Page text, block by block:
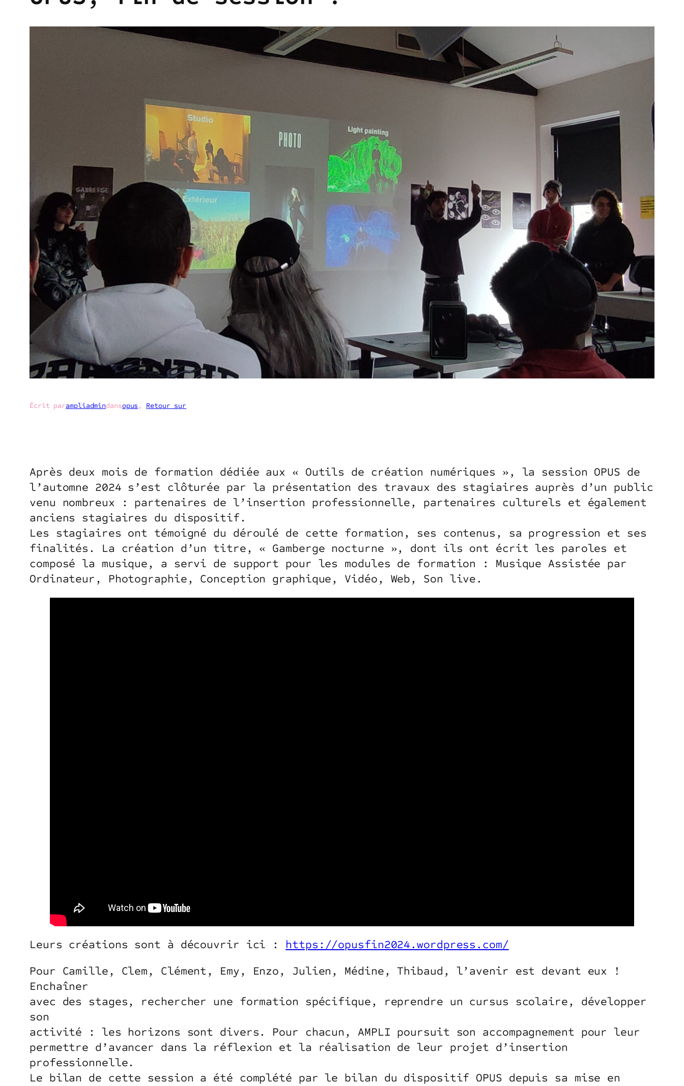
Écrit parampliadmindansopus , Retour sur
Après deux mois de formation dédiée aux « Outils de création numériques », la session OPUS de
l’automne 2024 s’est clôturée par la présentation des travaux des stagiaires auprès d’un public
venu nombreux : partenaires de l’insertion professionnelle, partenaires culturels et également
anciens stagiaires du dispositif.
Les stagiaires ont témoigné du déroulé de cette formation, ses contenus, sa progression et ses
finalités. La création d’un titre, « Gamberge nocturne », dont ils ont écrit les paroles et
composé la musique, a servi de support pour les modules de formation : Musique Assistée par
Ordinateur, Photographie, Conception graphique, Vidéo, Web, Son live.
Leurs créations sont à découvrir ici : https://opusfin2024.wordpress.com/
Pour Camille, Clem, Clément, Emy, Enzo, Julien, Médine, Thibaud, l’avenir est devant eux !
Enchaîner
avec des stages, rechercher une formation spécifique, reprendre un cursus scolaire, développer
son
activité : les horizons sont divers. Pour chacun, AMPLI poursuit son accompagnement pour leur
permettre d’avancer dans la réflexion et la réalisation de leur projet d’insertion
professionnelle.
Le bilan de cette session a été complété par le bilan du dispositif OPUS depuis sa mise en